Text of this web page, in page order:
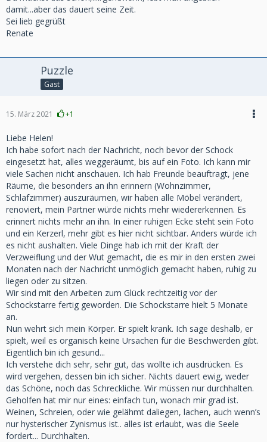
damit...aber das dauert seine Zeit.
Sei lieb gegrüßt
Renate
Puzzle
Gast
15. März 2021 +1
Liebe Helen!
Ich habe sofort nach der Nachricht, noch bevor der Schock
eingesetzt hat, alles weggeräumt, bis auf ein Foto. Ich kann mir
viele Sachen nicht anschauen. Ich hab Freunde beauftragt, jene
Räume, die besonders an ihn erinnern (Wohnzimmer,
Schlafzimmer) auszuräumen, wir haben alle Möbel verändert,
renoviert, mein Partner würde nichts mehr wiedererkennen. Es
erinnert nichts mehr an ihn. In einer ruhigen Ecke steht sein Foto
und ein Kerzerl, mehr gibt es hier nicht sichtbar. Anders würde ich
es nicht aushalten. Viele Dinge hab ich mit der Kraft der
Verzweiflung und der Wut gemacht, die es mir in den ersten zwei
Monaten nach der Nachricht unmöglich gemacht haben, ruhig zu
liegen oder zu sitzen.
Wir sind mit den Arbeiten zum Glück rechtzeitig vor der
Schockstarre fertig geworden. Die Schockstarre hielt 5 Monate
an.
Nun wehrt sich mein Körper. Er spielt krank. Ich sage deshalb, er
spielt, weil es organisch keine Ursachen für die Beschwerden gibt.
Eigentlich bin ich gesund...
Ich verstehe dich sehr, sehr gut, das wollte ich ausdrücken. Es
wird vergehen, dessen bin ich sicher. Nichts dauert ewig, weder
das Schöne, noch das Schreckliche. Wir müssen nur durchhalten.
Geholfen hat mir nur eines: einfach tun, wonach mir grad ist.
Weinen, Schreien, oder wie gelähmt daliegen, lachen, auch wenn’s
nur hysterischer Zynismus ist.. alles ist erlaubt, was die Seele
fordert... Durchhalten.